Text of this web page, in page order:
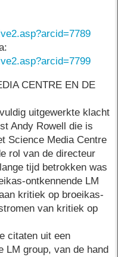
CENTRE EN DE
uitgewerkte klacht
Andy Rowell die is
Science Media Centre
rol van de directeur
tijd betrokken was
ontkennende LM
kritiek op broeikas-
van kritiek op
citaten uit een
LM group, van de hand